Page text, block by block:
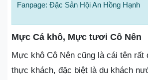
Fanpage: Đặc Sản Hội An Hồng Hạnh
Mực Cá khô, Mực tươi Cô Nên
Mực khô Cô Nên cũng là cái tên rất
thực khách, đặc biệt là du khách